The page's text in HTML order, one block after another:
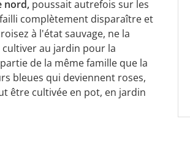
nord, poussait autrefois sur les
complètement disparaître et
à l'état sauvage, ne la
cultiver au jardin pour la
de la même famille que la
bleues qui deviennent roses,
être cultivée en pot, en jardin